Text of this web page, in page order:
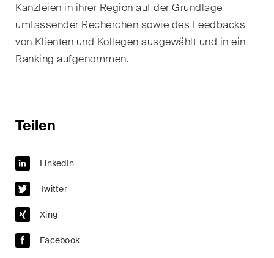
Kanzleien in ihrer Region auf der Grundlage
umfassender Recherchen sowie des Feedbacks
von Klienten und Kollegen ausgewählt und in ein
Ranking aufgenommen.
Teilen
LinkedIn
Twitter
Xing
Facebook
Dispute Resolution
ESG